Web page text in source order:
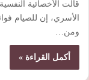
قالت الأخصائية
الأسري، إن للصيام
ومن…
أكمل القراءة »